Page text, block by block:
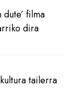
filma
dira
tailerra